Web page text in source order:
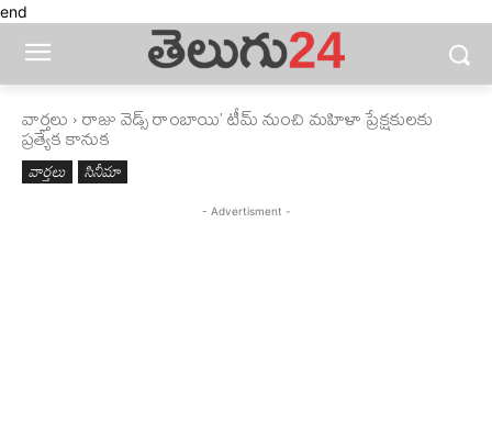
end
వార్తలు రాజు వెడ్స్ రాంబాయి’ టీమ్ నుంచి మహిళా ప్రేక్షకులకు
ప్రత్యేక కానుక
వార్తలు సినీమా
- Advertisment -